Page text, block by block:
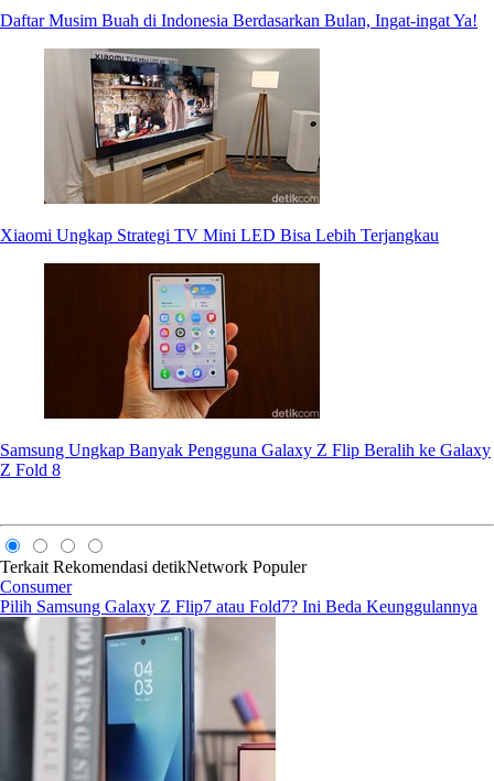
Daftar Musim Buah di Indonesia Berdasarkan Bulan, Ingat-ingat Ya!
Xiaomi Ungkap Strategi TV Mini LED Bisa Lebih Terjangkau
Samsung Ungkap Banyak Pengguna Galaxy Z Flip Beralih ke Galaxy
Z Fold 8
Terkait Rekomendasi detikNetwork Populer
Consumer
Pilih Samsung Galaxy Z Flip7 atau Fold7? Ini Beda Keunggulannya